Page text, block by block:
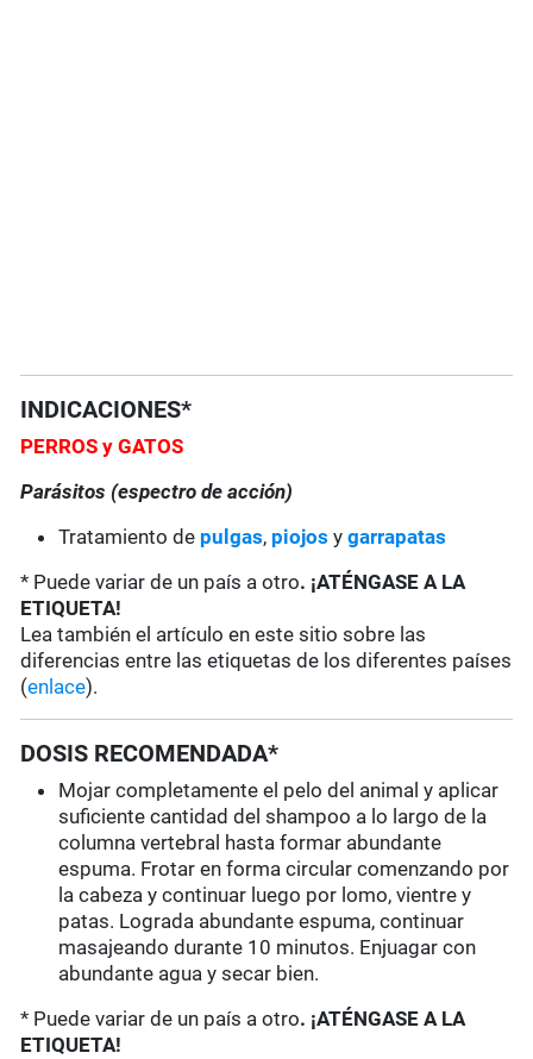
INDICACIONES*
PERROS y GATOS
Parásitos (espectro de acción)
Tratamiento de pulgas, piojos ygarrapatas
* Puede variar de un país a otro. ¡ATÉNGASE A LA
ETIQUETA!
Lea también el artículo en este sitio sobre las
diferencias entre las etiquetas de los diferentes países
(enlace).
DOSIS RECOMENDADA*
Mojar completamente el pelo del animal y aplicar
suficiente cantidad del shampoo a lo largo de la
columna vertebral hasta formar abundante
espuma. Frotar en forma circular comenzando por
la cabeza y continuar luego por lomo, vientre y
patas. Lograda abundante espuma, continuar
masajeando durante 10 minutos. Enjuagar con
abundante agua y secar bien.
* Puede variar de un país a otro. ¡ATÉNGASE A LA
ETIQUETA!